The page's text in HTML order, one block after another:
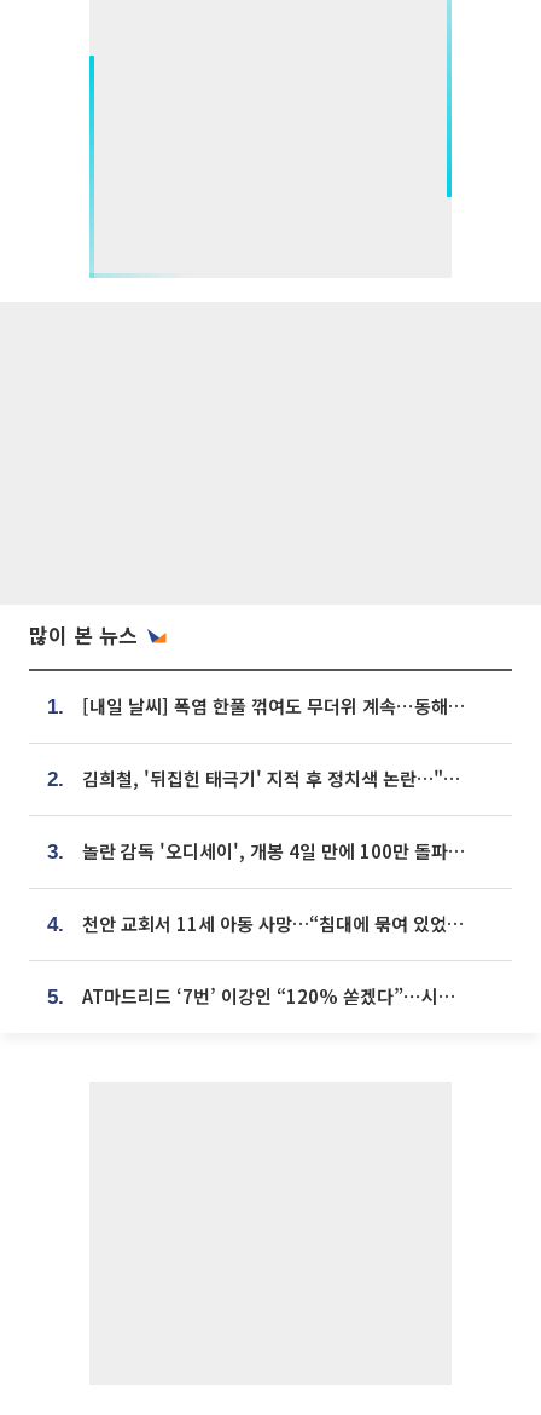
많이 본 뉴스
1. [내일 날씨] 폭염 한풀 꺾여도 무더위 계속⋯동해안 이틀 연속 비
2. 김희철, '뒤집힌 태극기' 지적 후 정치색 논란…"좌우 떠나 우리나라 국기"
3. 놀란 감독 '오디세이', 개봉 4일 만에 100만 돌파⋯'왕사남' 보다 빠르다
4. 천안 교회서 11세 아동 사망…“침대에 묶여 있었다” 진술 확보
5. AT마드리드 ‘7번’ 이강인 “120% 쏟겠다”⋯시메오네 감독 “필요한 선수”